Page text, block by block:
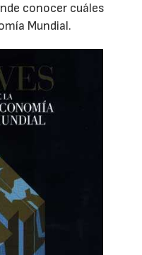
conocer cuáles
Mundial.